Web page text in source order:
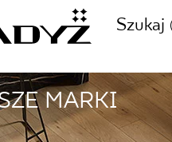
Szukaj
DO NAS
MARKI